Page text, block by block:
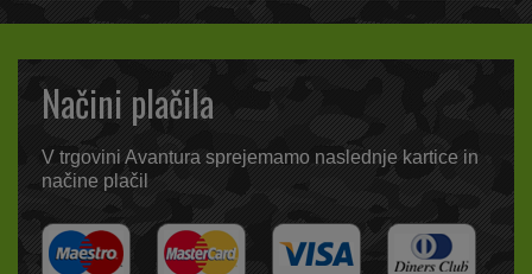
Načini plačila
V trgovini Avantura sprejemamo naslednje kartice in
načine plačil